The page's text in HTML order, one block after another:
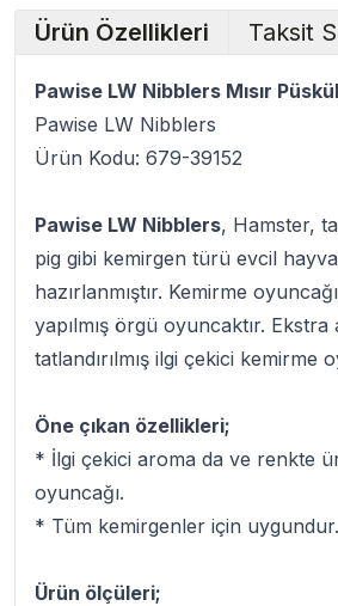
Ürün Özellikleri Taksit
Pawise LW Nibblers Mısır
Pawise LW Nibblers
Ürün Kodu: 679-39152
Pawise LW Nibblers, Hamster,
pig gibi kemirgen türü evcil
hazırlanmıştır. Kemirme
yapılmış örgü oyuncaktır.
tatlandırılmış ilgi çekici kemirme
Öne çıkan özellikleri;
* İlgi çekici aroma da ve renkte
oyuncağı.
* Tüm kemirgenler için uygundur.
Ürün ölçüleri;